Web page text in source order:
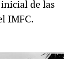
de las
IMFC.